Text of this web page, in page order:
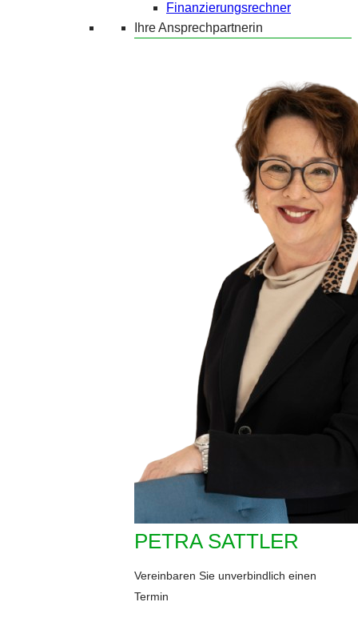
Finanzierungsrechner
Ihre Ansprechpartnerin
PETRA SATTLER
Vereinbaren Sie unverbindlich einen
Termin